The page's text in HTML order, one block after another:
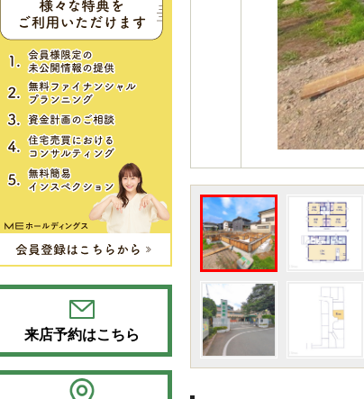
来店予約はこちら